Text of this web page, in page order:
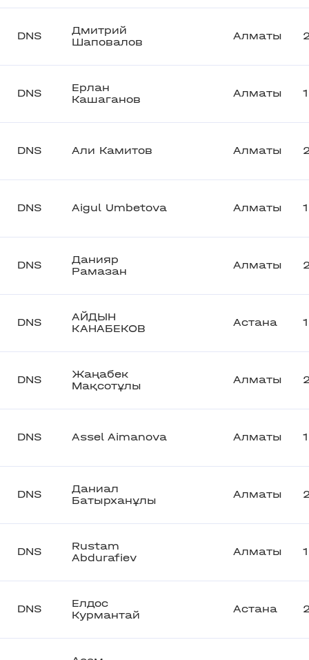
DNS
Дмитрий
Шаповалов
Алматы
DNS
Ерлан
Кашаганов
Алматы
DNS Али Камитов Алматы
DNS Aigul Umbetova Алматы
DNS
Данияр
Рамазан
Алматы
DNS
АЙДЫН
КАНАБЕКОВ
Астана
DNS
Жаңабек
Мақсотұлы
Алматы
DNS Assel Aimanova Алматы
DNS
Даниал
Батырханұлы
Алматы
DNS
Rustam
Abdurafiev
Алматы
DNS
Елдос
Курмантай
Астана